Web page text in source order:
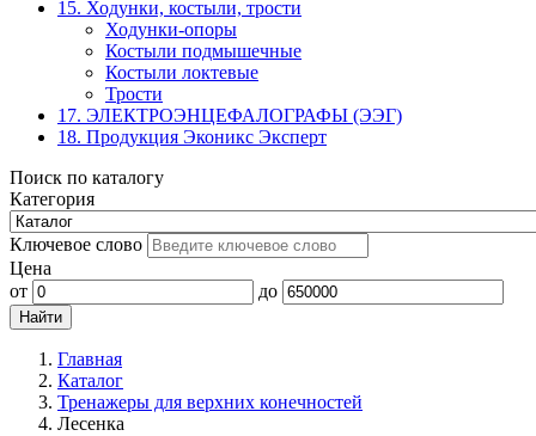
15. Ходунки, костыли, трости
Ходунки-опоры
Костыли подмышечные
Костыли локтевые
Трости
17. ЭЛЕКТРО­ЭНЦЕФАЛОГРАФЫ (ЭЭГ)
18. Продукция Эконикс Эксперт
Поиск по каталогу
Категория
Ключевое слово
Цена
от
до
Главная
Каталог
Тренажеры для верхних конечностей
Лесенка